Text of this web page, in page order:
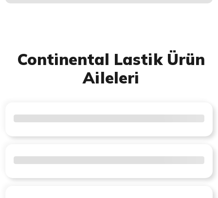
Continental Lastik Ürün
Aileleri